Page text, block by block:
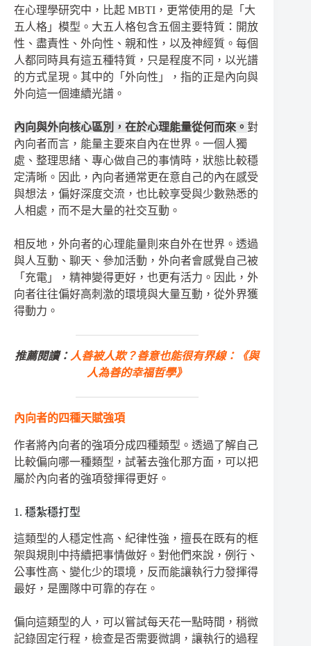
在心理學研究中，比起 MBTI，更常使用的是「大
五人格」模型。大五人格包含五個主要特質：開放
性、盡責性、外向性、親和性，以及神經質。每個
人都同時具有這五種特質，只是程度不同，以光譜
的方式呈現。其中的「外向性」，指的正是內向與
外向這一個連續光譜。
內向與外向核心區別，在於心理能量從何而來。 對
內向者而言，能量主要來自內在世界。一個人獨
處、整理思緒、專心做自己的事情時，狀態比較穩
定清晰。因此，內向者通常更在意自己的內在感受
與想法，偏好深度交流，也比較享受與少數熟悉的
人相處，而不是大量的社交互動。
相反地，外向者的心理能量則來自外在世界。透過
與人互動、聊天、參加活動，外向者會感覺自己被
「充電」，精神變得更好，也更有活力。因此，外
向者往往偏好高刺激的環境與大量互動，從外界獲
得動力。
推薦閱讀： 人善被人欺？善意也能很有界線：《與
人為善的幸福哲學》
內向者的四種天賦強項
作者將內向者的強項分成四種類型。透過了解自己
比較偏向哪一種類型，試著去強化那方面，可以把
屬於內向者的強項發揮得更好。
1. 穩紮穩打型
這類型的人穩定性高、紀律性強，擅長在既有的框
架與規則中持續把事情做好。對他們來說，例行、
公事性高、變化少的環境，反而能讓執行力發揮得
最好，是團隊中可靠的存在。
偏向這類型的人，可以嘗試每天花一點時間，稍微
記錄固定行程，檢查是否需要微調，讓執行的過程